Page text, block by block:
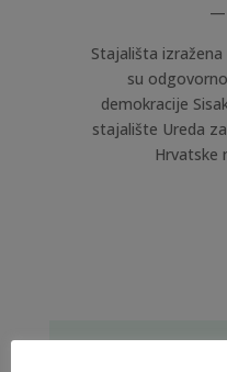
Stajališta
su
demokracije
stajalište Ureda
Hrvatske